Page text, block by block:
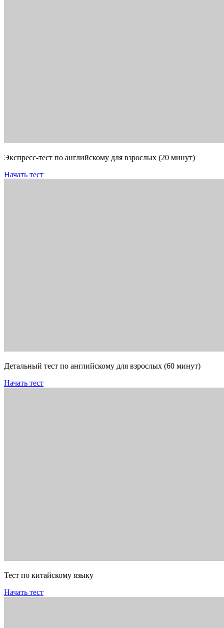
Экспресс-тест по английскому для взрослых (20 минут)
Начать тест
Детальный тест по английскому для взрослых (60 минут)
Начать тест
Тест по китайскому языку
Начать тест